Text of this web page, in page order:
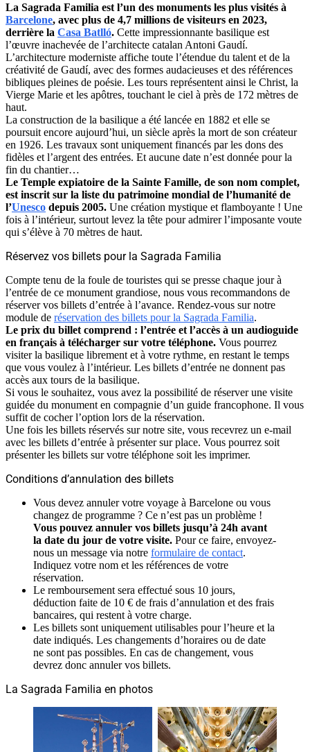
La Sagrada Familia est l’un des monuments les plus visités à
Barcelone, avec plus de 4,7 millions de visiteurs en 2023,
derrière la Casa Batlló. Cette impressionnante basilique est
l’œuvre inachevée de l’architecte catalan Antoni Gaudí.
L’architecture moderniste affiche toute l’étendue du talent et de la
créativité de Gaudí, avec des formes audacieuses et des références
bibliques pleines de poésie. Les tours représentent ainsi le Christ, la
Vierge Marie et les apôtres, touchant le ciel à près de 172 mètres de
haut.
La construction de la basilique a été lancée en 1882 et elle se
poursuit encore aujourd’hui, un siècle après la mort de son créateur
en 1926. Les travaux sont uniquement financés par les dons des
fidèles et l’argent des entrées. Et aucune date n’est donnée pour la
fin du chantier…
Le Temple expiatoire de la Sainte Famille, de son nom complet,
est inscrit sur la liste du patrimoine mondial de l’humanité de
l’Unesco depuis 2005. Une création mystique et flamboyante ! Une
fois à l’intérieur, surtout levez la tête pour admirer l’imposante voute
qui s’élève à 70 mètres de haut.
Réservez vos billets pour la Sagrada Familia
Compte tenu de la foule de touristes qui se presse chaque jour à
l’entrée de ce monument grandiose, nous vous recommandons de
réserver vos billets d’entrée à l’avance. Rendez-vous sur notre
module de réservation des billets pour la Sagrada Familia.
Le prix du billet comprend : l’entrée et l’accès à un audioguide
en français à télécharger sur votre téléphone. Vous pourrez
visiter la basilique librement et à votre rythme, en restant le temps
que vous voulez à l’intérieur. Les billets d’entrée ne donnent pas
accès aux tours de la basilique.
Si vous le souhaitez, vous avez la possibilité de réserver une visite
guidée du monument en compagnie d’un guide francophone. Il vous
suffit de cocher l’option lors de la réservation.
Une fois les billets réservés sur notre site, vous recevrez un e-mail
avec les billets d’entrée à présenter sur place. Vous pourrez soit
présenter les billets sur votre téléphone soit les imprimer.
Conditions d’annulation des billets
Vous devez annuler votre voyage à Barcelone ou vous
changez de programme ? Ce n’est pas un problème !
Vous pouvez annuler vos billets jusqu’à 24h avant
la date du jour de votre visite. Pour ce faire, envoyez-
nous un message via notre formulaire de contact.
Indiquez votre nom et les références de votre
réservation.
Le remboursement sera effectué sous 10 jours,
déduction faite de 10 € de frais d’annulation et des frais
bancaires, qui restent à votre charge.
Les billets sont uniquement utilisables pour l’heure et la
date indiqués. Les changements d’horaires ou de date
ne sont pas possibles. En cas de changement, vous
devrez donc annuler vos billets.
La Sagrada Familia en photos